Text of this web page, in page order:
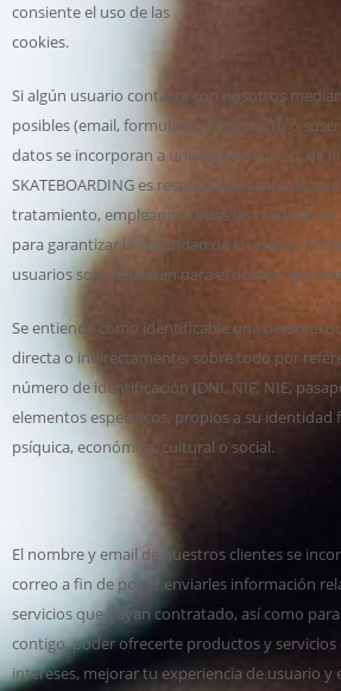
consiente el uso de las
Si algún usuario contacta con nosotros
posibles (email, formulario de contacto o
datos se incorporan a una lista de correo, de la
SKATEBOARDING es responsable tanto de su
tratamiento, empleando todas las medidas
para garantizar la seguridad de los datos.
usuarios solo se usarán para el destino que
Se entiende como identificable una persona
directa o indirectamente, sobre todo por
número de identificación (DNI, NIF, NIE,
elementos específicos, propios a su identidad
psíquica, económica, cultural o social.
El nombre y email de nuestros clientes se
correo a fin de poder enviarles información
servicios que hayan contratado, así como
contigo, poder ofrecerte productos y
intereses, mejorar tu experiencia de usuario y